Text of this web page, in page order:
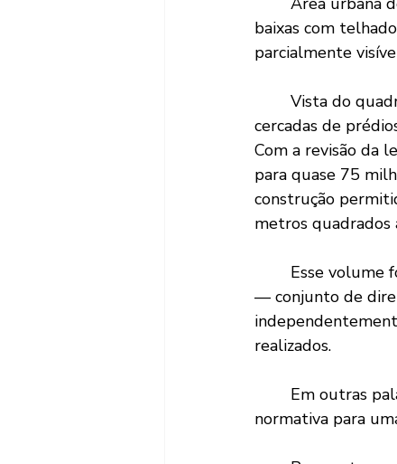
baixas com
parcialmente
cercadas de
Com a revisão da
para quase 75
construção
metros quadrados
— conjunto de
realizados.
normativa para